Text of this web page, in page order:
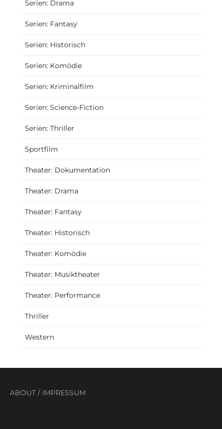
Serien: Drama
Serien: Fantasy
Serien: Historisch
Serien: Komödie
Serien: Kriminalfilm
Serien: Science-Fiction
Serien: Thriller
Sportfilm
Theater: Dokumentation
Theater: Drama
Theater: Fantasy
Theater: Historisch
Theater: Komödie
Theater: Musiktheater
Theater: Performance
Thriller
Western
ABOUT / IMPRESSUM